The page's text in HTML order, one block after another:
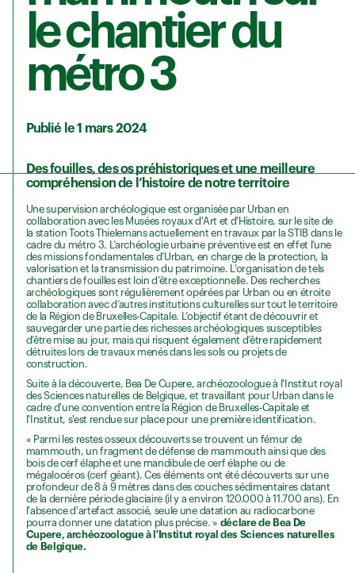
le chantier du
métro 3
Publié le 1 mars 2024
Des fouilles, des os préhistoriques et une meilleure
compréhension de l’histoire de notre territoire
Une supervision archéologique est organisée par Urban en
collaboration avec les Musées royaux d'Art et d'Histoire, sur le site de
la station Toots Thielemans actuellement en travaux par la STIB dans le
cadre du métro 3. L’archéologie urbaine préventive est en effet l’une
des missions fondamentales d’Urban, en charge de la protection, la
valorisation et la transmission du patrimoine. L’organisation de tels
chantiers de fouilles est loin d’être exceptionnelle. Des recherches
archéologiques sont régulièrement opérées par Urban ou en étroite
collaboration avec d’autres institutions culturelles sur tout le territoire
de la Région de Bruxelles-Capitale. L’objectif étant de découvrir et
sauvegarder une partie des richesses archéologiques susceptibles
d’être mise au jour, mais qui risquent également d’être rapidement
détruites lors de travaux menés dans les sols ou projets de
construction.
Suite à la découverte, Bea De Cupere, archéozoologue à l'Institut royal
des Sciences naturelles de Belgique, et travaillant pour Urban dans le
cadre d'une convention entre la Région de Bruxelles-Capitale et
l'Institut, s'est rendue sur place pour une première identification.
« Parmi les restes osseux découverts se trouvent un fémur de
mammouth, un fragment de défense de mammouth ainsi que des
bois de cerf élaphe et une mandibule de cerf élaphe ou de
mégalocéros (cerf géant). Ces éléments ont été découverts sur une
profondeur de 8 à 9 mètres dans des couches sédimentaires datant
de la dernière période glaciaire (il y a environ 120.000 à 11.700 ans). En
l'absence d'artefact associé, seule une datation au radiocarbone
pourra donner une datation plus précise. » déclare de Bea De
Cupere, archéozoologue à l'Institut royal des Sciences naturelles
de Belgique.